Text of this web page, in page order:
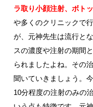
ラ取り小顔注射、ボト
や多くのクリニックで
が、元神先生は流行と
スの濃度や注射の期間
られましたよね。その
聞いていきましょう。
10分程度の注射のみの